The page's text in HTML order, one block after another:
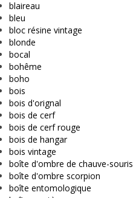
blaireau
bleu
bloc résine vintage
blonde
bocal
bohême
boho
bois
bois d'orignal
bois de cerf
bois de cerf rouge
bois de hangar
bois vintage
boîte d'ombre de chauve-souris
boîte d'ombre scorpion
boîte entomologique